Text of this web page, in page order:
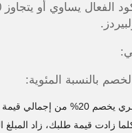
بالنسبة المئوية:
قيمة السلة، وليس مبلغ ثابت
زادت قيمة طلبك، زاد المبلغ